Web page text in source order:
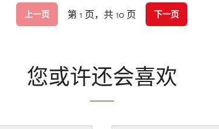
上一页 第 1 页，共 10 页 下一页
您或许还会喜欢